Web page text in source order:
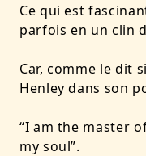
Ce qui est
parfois en un clin
Car, comme le dit
Henley dans son
“I am the master
my soul”.